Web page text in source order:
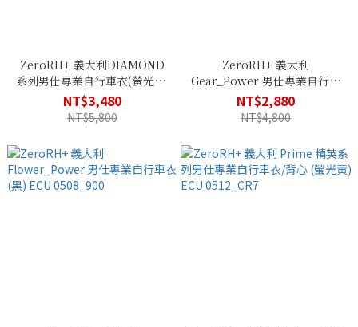
ZeroRH+ 義大利DIAMOND
系列男仕專業自行車衣(螢光綠)
ECU 0836_23G
NT$3,480
NT$5,800
ZeroRH+ 義大利
Gear_Power 男仕專業自行車
衣(綠色) ECU 0511_259
NT$2,880
NT$4,800